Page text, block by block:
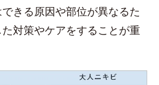
きる原因や部位が異なるた
対策やケアをすることが重